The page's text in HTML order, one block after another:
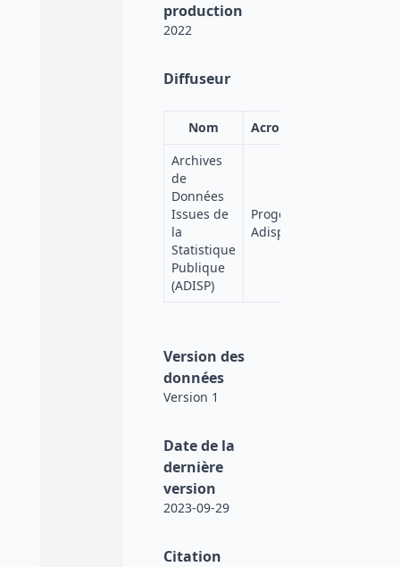
production
2022
Diffuseur
Nom Acronyme
Archives
de
Données
Issues de
la
Statistique
Publique
(ADISP)
Progedo-
Adisp
Version des
données
Version 1
Date de la
dernière
version
2023-09-29
Citation